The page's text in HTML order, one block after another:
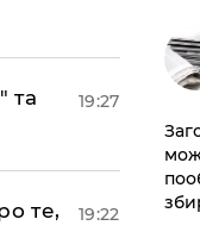
та
19:27
те,
19:22